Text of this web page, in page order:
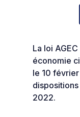
La loi
économie
le 10
2022.